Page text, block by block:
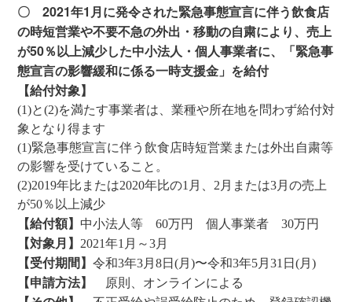
〇 2021年1月に発令された緊急事態宣言に伴う飲食店
の時短営業や不要不急の外出・移動の自粛により、売上
が50％以上減少した中小法人・個人事業者に、「緊急事
態宣言の影響緩和に係る一時支援金」を給付
【給付対象】
(1)と(2)を満たす事業者は、業種や所在地を問わず給付対
象となり得ます
(1)緊急事態宣言に伴う飲食店時短営業または外出自粛等
の影響を受けていること。
(2)2019年比または2020年比の1月、2月または3月の売上
が50％以上減少
【給付額】 中小法人等 60万円 個人事業者 30万円
【対象月】 2021年1月～3月
【受付期間】 令和3年3月8日(月)〜令和3年5月31日(月)
【申請方法】 原則、オンラインによる